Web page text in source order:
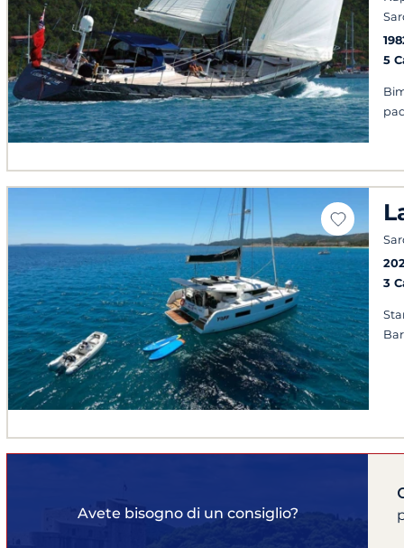
5
3
Avete bisogno di un consiglio?